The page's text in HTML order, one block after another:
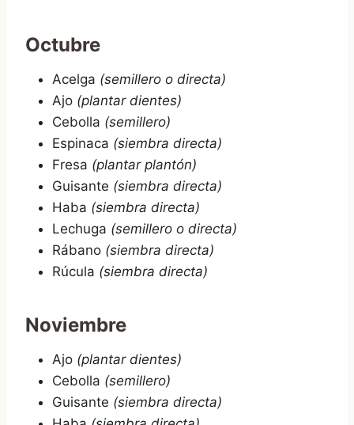
Octubre
Acelga (semillero o directa)
Ajo (plantar dientes)
Cebolla (semillero)
Espinaca (siembra directa)
Fresa (plantar plantón)
Guisante (siembra directa)
Haba (siembra directa)
Lechuga (semillero o directa)
Rábano (siembra directa)
Rúcula (siembra directa)
Noviembre
Ajo (plantar dientes)
Cebolla (semillero)
Guisante (siembra directa)